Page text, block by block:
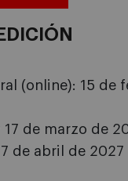
(online): 15 de
17 de marzo de
de abril de 2027